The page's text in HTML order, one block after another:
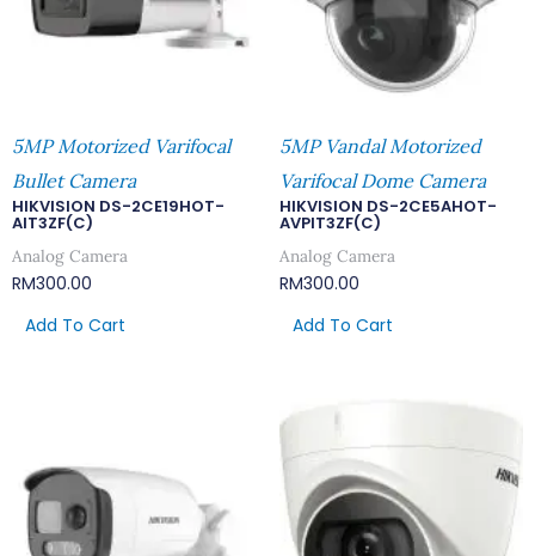
5MP Motorized Varifocal
Bullet Camera
HIKVISION DS-2CE19HOT-
AIT3ZF(C)
Analog Camera
RM300.00
Add To Cart
5MP Vandal Motorized
Varifocal Dome Camera
HIKVISION DS-2CE5AHOT-
AVPIT3ZF(C)
Analog Camera
RM300.00
Add To Cart